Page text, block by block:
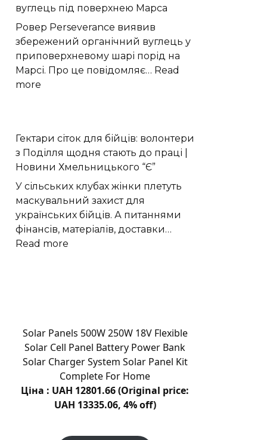
вуглець під поверхнею Марса
Ровер Perseverance виявив
збережений органічний вуглець у
приповерхневому шарі порід на
Марсі. Про це повідомляє… Read
more
вуглець
під
поверхнею
Марса
Гектари сіток для бійців: волонтери
з Поділля щодня стають до праці |
Новини Хмельницького “Є”
У сільських клубах жінки плетуть
маскувальний захист для
українських бійців. А питаннями
фінансів, матеріалів, доставки…
Read more
з
Поділля
щодня
стають
до
праці
Solar Panels 500W 250W 18V Flexible
Solar Cell Panel Battery Power Bank
Solar Charger System Solar Panel Kit
Complete For Home
Ціна : UAH 12801.66 (Original price:
UAH 13335.06, 4% off)